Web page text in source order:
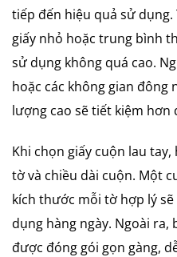
tiếp đến hiệu quả sử
giấy nhỏ hoặc trung bình
sử dụng không quá cao.
hoặc các không gian đông
lượng cao sẽ tiết kiệm hơn
Khi chọn giấy cuộn lau
tờ và chiều dài cuộn. Một
kích thước mỗi tờ hợp lý
dụng hàng ngày. Ngoài ra,
được đóng gói gọn gàng,